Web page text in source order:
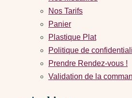
Nos Tarifs
Panier
Plastique Plat
Politique de
Prendre Rendez-vous !
Validation de la